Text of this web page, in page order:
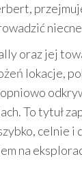
oraz jej
lokacje,
To tytuł
celnie i
na